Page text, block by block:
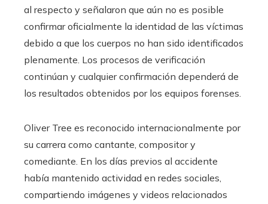
al respecto y señalaron que aún no es posible
confirmar oficialmente la identidad de las víctimas
debido a que los cuerpos no han sido identificados
plenamente. Los procesos de verificación
continúan y cualquier confirmación dependerá de
los resultados obtenidos por los equipos forenses.
Oliver Tree es reconocido internacionalmente por
su carrera como cantante, compositor y
comediante. En los días previos al accidente
había mantenido actividad en redes sociales,
compartiendo imágenes y videos relacionados